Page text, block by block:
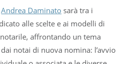
Andrea Daminato sarà tra i
alle scelte e ai modelli di
affrontando un tema
notai di nuova nomina: l’avvio